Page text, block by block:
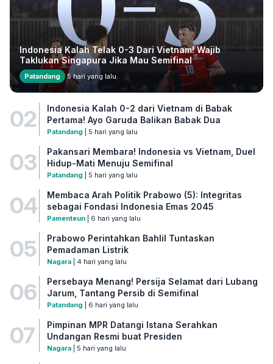
Indonesia Kalah Telak 0-3 Dari Vietnam! Wajib
Taklukan Singapura Jika Mau Semifinal
Patandang 5 hari yang lalu
02
Indonesia Kalah 0-2 dari Vietnam di Babak
Pertama! Ayo Garuda Balikan Babak Dua
Patandang | 5 hari yang lalu
03
Pakansari Membara! Indonesia vs Vietnam, Duel
Hidup-Mati Menuju Semifinal
Patandang | 5 hari yang lalu
04
Membaca Arah Politik Prabowo (5): Integritas
sebagai Fondasi Indonesia Emas 2045
Pamenteun| 6 hari yang lalu
05
Prabowo Perintahkan Bahlil Tuntaskan
Pemadaman Listrik
Nagara| 4 hari yang lalu
06
Persebaya Menang! Persija Selamat dari Lubang
Jarum, Tantang Persib di Semifinal
Patandang | 6 hari yang lalu
07
Pimpinan MPR Datangi Istana Serahkan
Undangan Resmi buat Presiden
Nagara| 5 hari yang lalu